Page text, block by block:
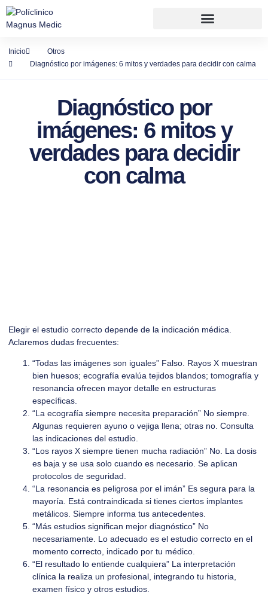
Inicio
Otros
Diagnóstico por imágenes: 6 mitos y verdades para decidir con calma
Diagnóstico por
imágenes: 6 mitos y
verdades para decidir
con calma
Elegir el estudio correcto depende de la indicación médica.
Aclaremos dudas frecuentes:
“Todas las imágenes son iguales” Falso. Rayos X muestran
bien huesos; ecografía evalúa tejidos blandos; tomografía y
resonancia ofrecen mayor detalle en estructuras
específicas.
“La ecografía siempre necesita preparación” No siempre.
Algunas requieren ayuno o vejiga llena; otras no. Consulta
las indicaciones del estudio.
“Los rayos X siempre tienen mucha radiación” No. La dosis
es baja y se usa solo cuando es necesario. Se aplican
protocolos de seguridad.
“La resonancia es peligrosa por el imán” Es segura para la
mayoría. Está contraindicada si tienes ciertos implantes
metálicos. Siempre informa tus antecedentes.
“Más estudios significan mejor diagnóstico” No
necesariamente. Lo adecuado es el estudio correcto en el
momento correcto, indicado por tu médico.
“El resultado lo entiende cualquiera” La interpretación
clínica la realiza un profesional, integrando tu historia,
examen físico y otros estudios.